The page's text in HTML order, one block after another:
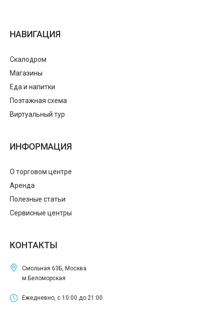
НАВИГАЦИЯ
Скалодром
Магазины
Еда и напитки
Поэтажная схема
Виртуальный тур
ИНФОРМАЦИЯ
О торговом центре
Аренда
Полезные статьи
Сервисные центры
КОНТАКТЫ
Смольная 63Б, Москва
м.Беломорская
Ежедневно, с 10:00 до 21:00